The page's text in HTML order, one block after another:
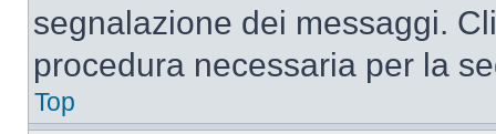
segnalazione dei messaggi.
procedura necessaria per la
Top